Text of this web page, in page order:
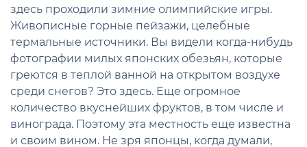
здесь проходили зимние олимпийские игры.
Живописные горные пейзажи, целебные
термальные источники. Вы видели когда-нибудь
фотографии милых японских обезьян, которые
греются в теплой ванной на открытом воздухе
среди снегов? Это здесь. Еще огромное
количество вкуснейших фруктов, в том числе и
винограда. Поэтому эта местность еще известна
и своим вином. Не зря японцы, когда думали,